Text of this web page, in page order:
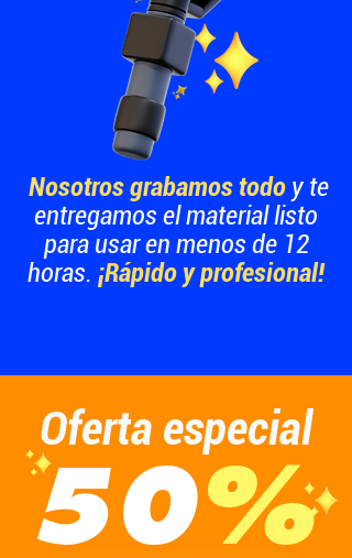
Nosotros grabamos todo y te
entregamos el material listo
para usar en menos de 12
horas. ¡Rápido y profesional!
Oferta especial
50%